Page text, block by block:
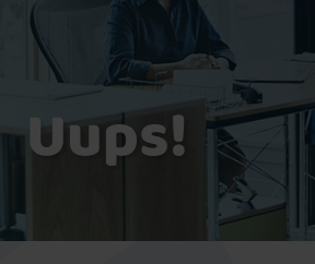
Uups!